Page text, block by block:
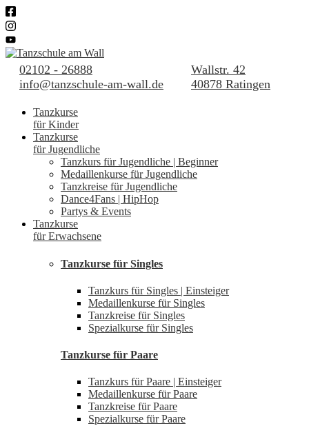
02102 - 26888
info@tanzschule-am-wall.de
Wallstr. 42
40878 Ratingen
Tanzkurse
für Kinder
Tanzkurse
für Jugendliche
Tanzkurs für Jugendliche | Beginner
Medaillenkurse für Jugendliche
Tanzkreise für Jugendliche
Dance4Fans | HipHop
Partys & Events
Tanzkurse
für Erwachsene
Tanzkurse für Singles
Tanzkurs für Singles | Einsteiger
Medaillenkurse für Singles
Tanzkreise für Singles
Spezialkurse für Singles
Tanzkurse für Paare
Tanzkurs für Paare | Einsteiger
Medaillenkurse für Paare
Tanzkreise für Paare
Spezialkurse für Paare